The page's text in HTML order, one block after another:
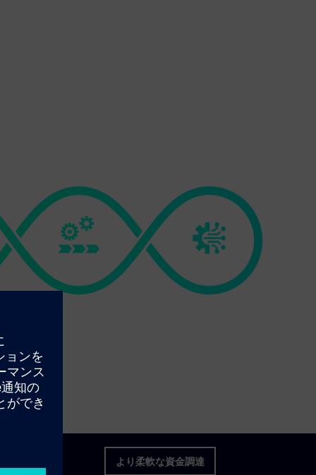
より柔軟な資金調達